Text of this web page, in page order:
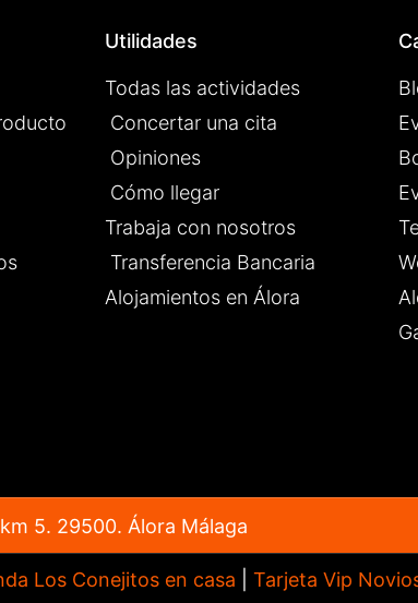
camareros muy atentos y
Utilidades
Todas las actividades
Concertar una cita
Opiniones
Cómo llegar
Trabaja con nosotros
Transferencia Bancaria
Alojamientos en Álora
5. 29500. Álora Málaga
Los Conejitos en casa Tarjeta Vip